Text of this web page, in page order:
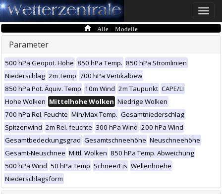
Toggle
Alle Modelle
Parameter
500 hPa Geopot. Höhe 850 hPa Temp. 850 hPa Stromlinien
Niederschlag 2m Temp 700 hPa Vertikalbew
850 hPa Pot. Äquiv. Temp 10m Wind 2m Taupunkt CAPE/LI
Hohe Wolken Mittelhohe Wolken Niedrige Wolken
700 hPa Rel. Feuchte Min/Max Temp. Gesamtniederschlag
Spitzenwind 2m Rel. feuchte 300 hPa Wind 200 hPa Wind
Gesamtbedeckungsgrad Gesamtschneehöhe Neuschneehöhe
Gesamt-Neuschnee Mittl. Wolken 850 hPa Temp. Abweichung
500 hPa Wind 50 hPa Temp Schnee/Eis Wellenhoehe
Niederschlagsform